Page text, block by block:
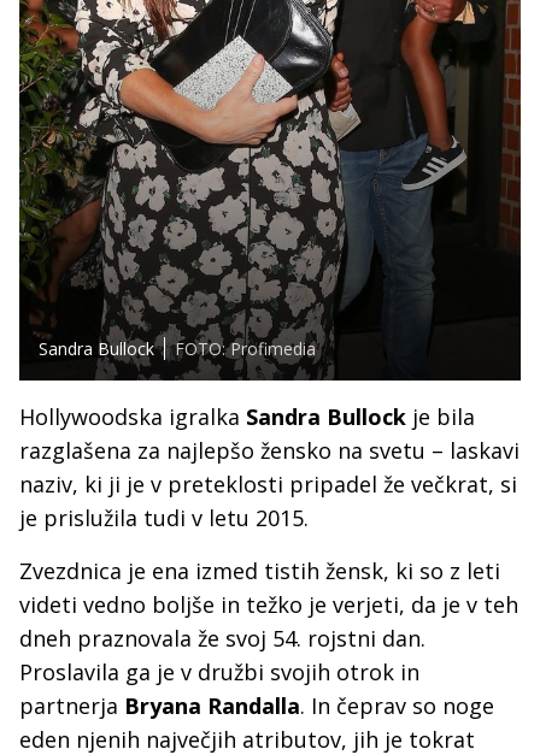
Sandra Bullock FOTO: Profimedia
Hollywoodska igralka Sandra Bullock je bila
razglašena za najlepšo žensko na svetu – laskavi
naziv, ki ji je v preteklosti pripadel že večkrat, si
je prislužila tudi v letu 2015.
Zvezdnica je ena izmed tistih žensk, ki so z leti
videti vedno boljše in težko je verjeti, da je v teh
dneh praznovala že svoj 54. rojstni dan.
Proslavila ga je v družbi svojih otrok in
partnerja Bryana Randalla. In čeprav so noge
eden njenih največjih atributov, jih je tokrat